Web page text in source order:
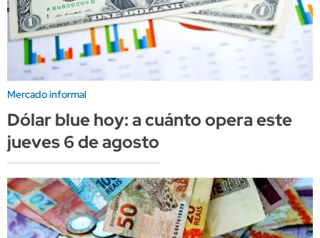
Mercado informal
Dólar blue hoy: a cuánto opera este
jueves 6 de agosto